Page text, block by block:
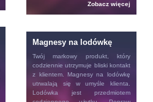
Zobacz więcej
Magnesy na lodówkę
Twój markowy produkt, który
codziennie utrzymuje bliski kontakt
z klientem. Magnesy na lodówkę
utrwalają się w umyśle klienta.
Lodówka jest przedmiotem